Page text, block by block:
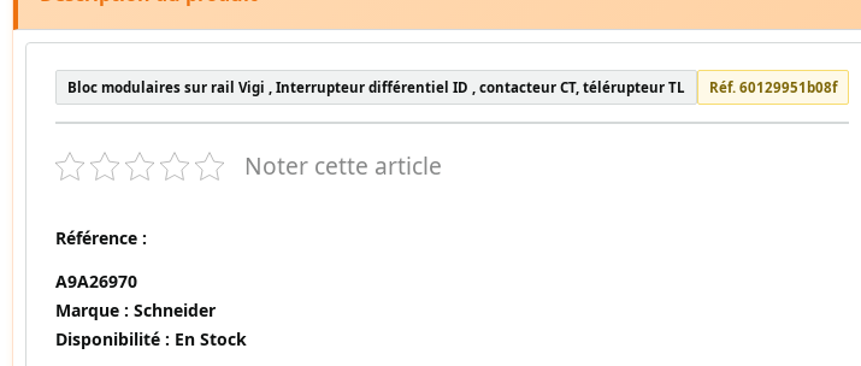
Bloc modulaires sur rail Vigi , Interrupteur différentiel ID , contacteur CT, télérupteur TL Réf. 60129951b08f
Noter cette article
Référence :
A9A26970
Marque : Schneider
Disponibilité : En Stock